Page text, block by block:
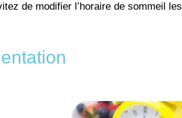
de modifier l’horaire de sommeil les